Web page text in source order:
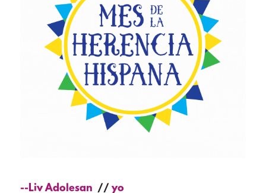
--Liv Adolesan
yo